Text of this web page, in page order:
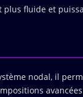
plus fluide et
nodal, il